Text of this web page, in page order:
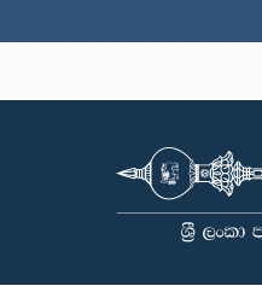
ගරු නිහාල්